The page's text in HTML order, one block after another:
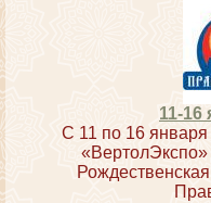
11-16
С 11 по 16
«ВертолЭкспо»